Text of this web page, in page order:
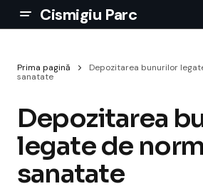
Cismigiu Parc
Prima pagină
Depozitarea bunurilor
sanatate
Depozitarea
legate de
sanatate